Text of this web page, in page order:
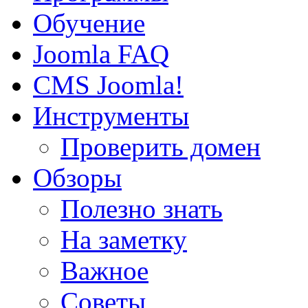
Обучение
Joomla FAQ
CMS Joomla!
Инструменты
Проверить домен
Обзоры
Полезно знать
На заметку
Важное
Советы